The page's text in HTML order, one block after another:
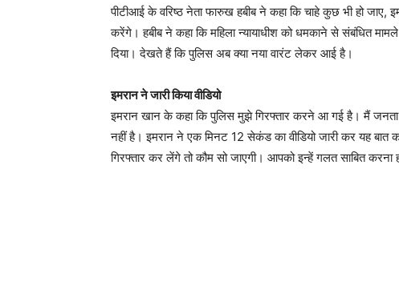
पीटीआई के वरिष्ठ नेता फारुख हबीब ने कहा कि चाहे कुछ भी हो जाए,
करेंगे। हबीब ने कहा कि महिला न्यायाधीश को धमकाने से संबंधित
दिया। देखते हैं कि पुलिस अब क्या नया वारंट लेकर आई है।
इमरान ने जारी किया वीडियो
इमरान खान के कहा कि पुलिस मुझे गिरफ्तार करने आ गई है। मैं
नहीं है। इमरान ने एक मिनट 12 सेकंड का वीडियो जारी कर यह
गिरफ्तार कर लेंगे तो कौम सो जाएगी। आपको इन्हें गलत साबित करना